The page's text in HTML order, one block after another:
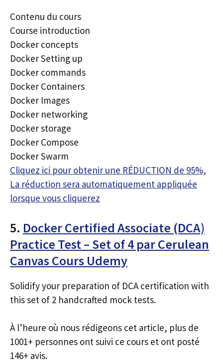
Contenu du cours
Course introduction
Docker concepts
Docker Setting up
Docker commands
Docker Containers
Docker Images
Docker networking
Docker storage
Docker Compose
Docker Swarm
Cliquez ici pour obtenir une RÉDUCTION de 95%,
La réduction sera automatiquement appliquée
lorsque vous cliquerez
5. Docker Certified Associate (DCA)
Practice Test – Set of 4 par Cerulean
Canvas Cours Udemy
Solidify your preparation of DCA certification with
this set of 2 handcrafted mock tests.
À l’heure où nous rédigeons cet article, plus de
1001+ personnes ont suivi ce cours et ont posté
146+ avis.